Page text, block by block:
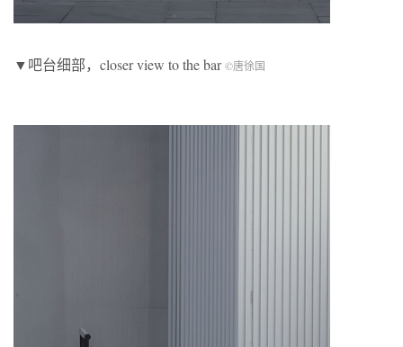
▼吧台细部，closer view to the bar©唐徐国